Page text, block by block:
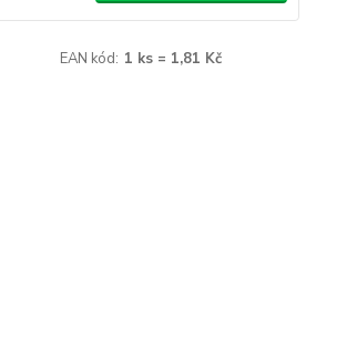
EAN kód: 1 ks = 1,81 Kč